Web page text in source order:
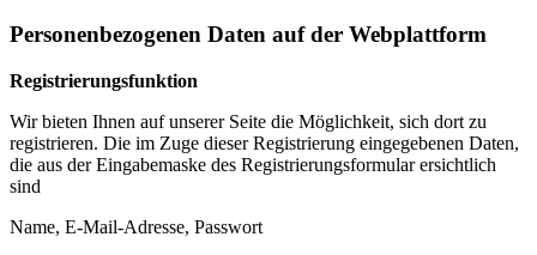
Personenbezogenen Daten auf der Webplattform
Registrierungsfunktion
Wir bieten Ihnen auf unserer Seite die Möglichkeit, sich dort zu
registrieren. Die im Zuge dieser Registrierung eingegebenen Daten,
die aus der Eingabemaske des Registrierungsformular ersichtlich
sind
Name, E-Mail-Adresse, Passwort